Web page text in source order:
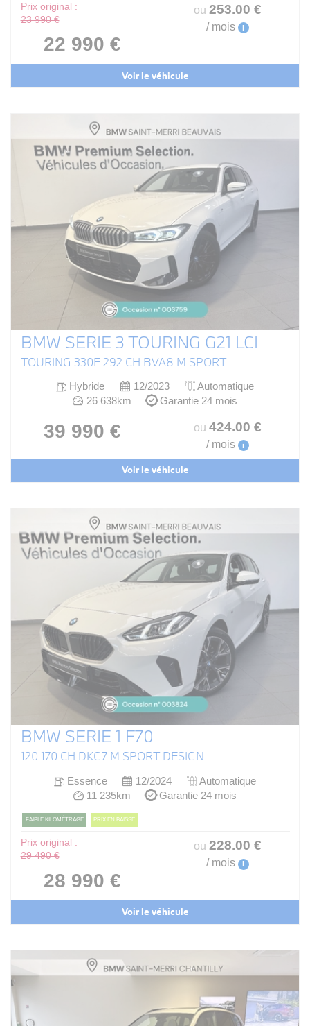
Prix original :
23 990 €
22 990 €
ou 253.00 €
/ mois i
Voir le véhicule
BMW SERIE 3 TOURING G21 LCI
TOURING 330E 292 CH BVA8 M SPORT
Hybride 12/2023
Automatique
26 638km
Garantie 24 mois
39 990 € ou 424.00 €
/ mois i
Voir le véhicule
BMW SERIE 1 F70
120 170 CH DKG7 M SPORT DESIGN
Essence 12/2024
Automatique
11 235km
Garantie 24 mois
FAIBLE KILOMÉTRAGE PRIX EN BAISSE
Prix original :
29 490 €
28 990 €
ou 228.00 €
/ mois i
Voir le véhicule